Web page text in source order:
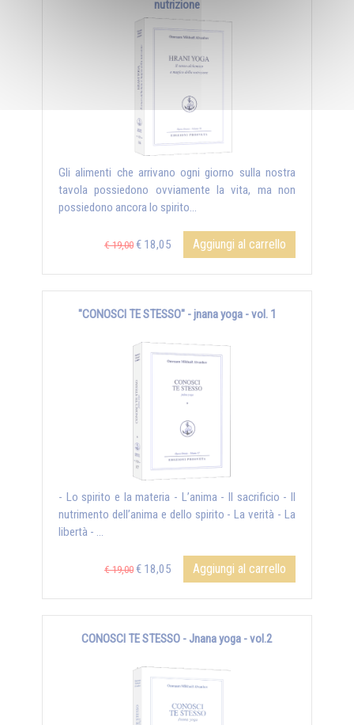
nutrizione
Gli alimenti che arrivano ogni giorno sulla nostra
tavola possiedono ovviamente la vita, ma non
possiedono ancora lo spirito...
€ 19,00 € 18,05 Aggiungi al carrello
"CONOSCI TE STESSO" - jnana yoga - vol. 1
- Lo spirito e la materia - L’anima - Il sacrificio - Il
nutrimento dell’anima e dello spirito - La verità - La
libertà - ...
€ 19,00 € 18,05 Aggiungi al carrello
CONOSCI TE STESSO - Jnana yoga - vol.2